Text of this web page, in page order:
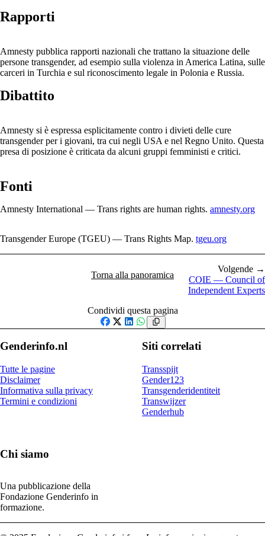
Rapporti
Amnesty pubblica rapporti nazionali che trattano la situazione delle
persone transgender, ad esempio sulla violenza in America Latina, sulle
carceri in Turchia e sul riconoscimento legale in Polonia e Russia.
Dibattito
Amnesty si è espressa esplicitamente contro i divieti delle cure
transgender per i giovani, tra cui negli USA e nel Regno Unito. Questa
presa di posizione è criticata da alcuni gruppi femministi e critici.
Fonti
Amnesty International — Trans rights are human rights. amnesty.org
Transgender Europe (TGEU) — Trans Rights Map. tgeu.org
Torna alla panoramica
Volgende →
COIE — Council of
Independent Experts
Condividi questa pagina
Facebook
X LinkedIn
WhatsApp
Genderinfo.nl
Tutte le pagine
Disclaimer
Informativa sulla privacy
Termini e condizioni
Siti correlati
Transspijt
Gender123
Transgenderidentiteit
Transwijzer
Genderhub
Chi siamo
Una pubblicazione della
Fondazione Genderinfo in
formazione.